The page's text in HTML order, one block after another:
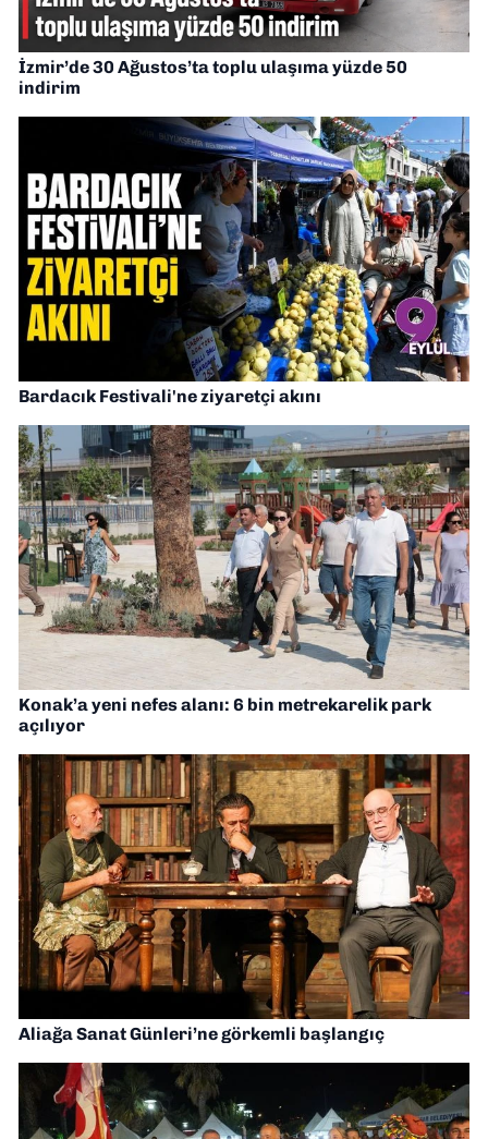
İzmir’de 30 Ağustos’ta toplu ulaşıma yüzde 50
indirim
Bardacık Festivali'ne ziyaretçi akını
Konak’a yeni nefes alanı: 6 bin metrekarelik park
açılıyor
Aliağa Sanat Günleri’ne görkemli başlangıç